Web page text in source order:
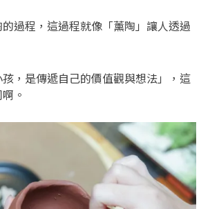
過程，這過程就像「薰陶」讓人透過
，是傳遞自己的價值觀與想法」，這
。